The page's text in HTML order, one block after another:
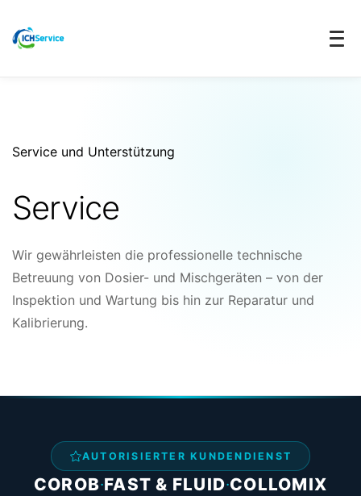
Service und Unterstützung
Service
Wir gewährleisten die professionelle technische
Betreuung von Dosier- und Mischgeräten – von der
Inspektion und Wartung bis hin zur Reparatur und
Kalibrierung.
AUTORISIERTER KUNDENDIENST
COROB·FAST & FLUID·COLLOMIX